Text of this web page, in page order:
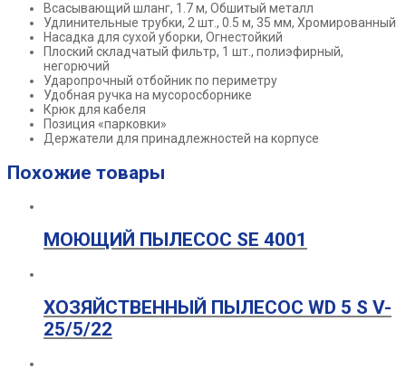
Всасывающий шланг, 1.7 м, Обшитый металл
Удлинительные трубки, 2 шт., 0.5 м, 35 мм, Хромированный
Насадка для сухой уборки, Огнестойкий
Плоский складчатый фильтр, 1 шт., полиэфирный,
негорючий
Ударопрочный отбойник по периметру
Удобная ручка на мусоросборнике
Крюк для кабеля
Позиция «парковки»
Держатели для принадлежностей на корпусе
Похожие товары
МОЮЩИЙ ПЫЛЕСОС SE 4001
ХОЗЯЙСТВЕННЫЙ ПЫЛЕСОС WD 5 S V-
25/5/22